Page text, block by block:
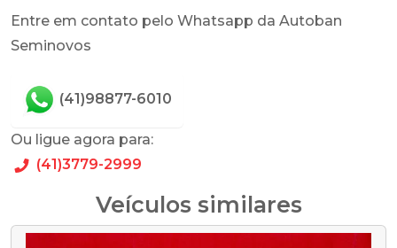
Entre em contato pelo Whatsapp da Autoban
Seminovos
(41)98877-6010
Ou ligue agora para:
(41)3779-2999
Veículos similares